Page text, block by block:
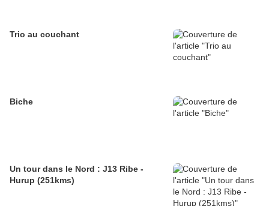
Trio au couchant
Biche
Un tour dans le Nord : J13 Ribe -
Hurup (251kms)